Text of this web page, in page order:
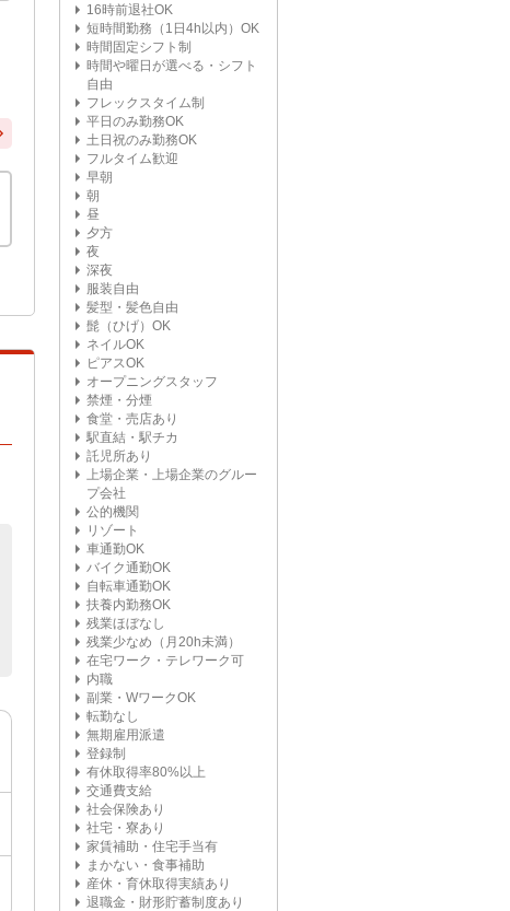
16時前退社OK
短時間勤務（1日4h以内）OK
時間固定シフト制
時間や曜日が選べる・シフト
自由
フレックスタイム制
平日のみ勤務OK
土日祝のみ勤務OK
フルタイム歓迎
早朝
朝
昼
夕方
夜
深夜
服装自由
髪型・髪色自由
髭（ひげ）OK
ネイルOK
ピアスOK
オープニングスタッフ
禁煙・分煙
食堂・売店あり
駅直結・駅チカ
託児所あり
上場企業・上場企業のグルー
プ会社
公的機関
リゾート
車通勤OK
バイク通勤OK
自転車通勤OK
扶養内勤務OK
残業ほぼなし
残業少なめ（月20h未満）
在宅ワーク・テレワーク可
内職
副業・WワークOK
転勤なし
無期雇用派遣
登録制
有休取得率80%以上
交通費支給
社会保険あり
社宅・寮あり
家賃補助・住宅手当有
まかない・食事補助
産休・育休取得実績あり
退職金・財形貯蓄制度あり